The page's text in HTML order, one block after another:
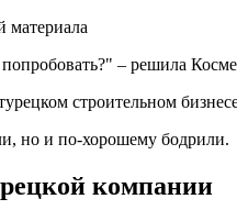
материала
– решила
строительном
но и по-хорошему бодрили.
компании